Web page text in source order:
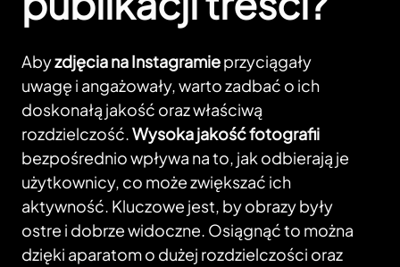
Abyzdjęcia na Instagramieprzyciągały
uwagę i angażowały, warto zadbać o ich
doskonałą jakość oraz właściwą
rozdzielczość.Wysoka jakość fotografii
bezpośrednio wpływa na to, jak odbierają je
użytkownicy, co może zwiększać ich
aktywność. Kluczowe jest, by obrazy były
ostre i dobrze widoczne. Osiągnąć to można
dzięki aparatom o dużej rozdzielczości oraz